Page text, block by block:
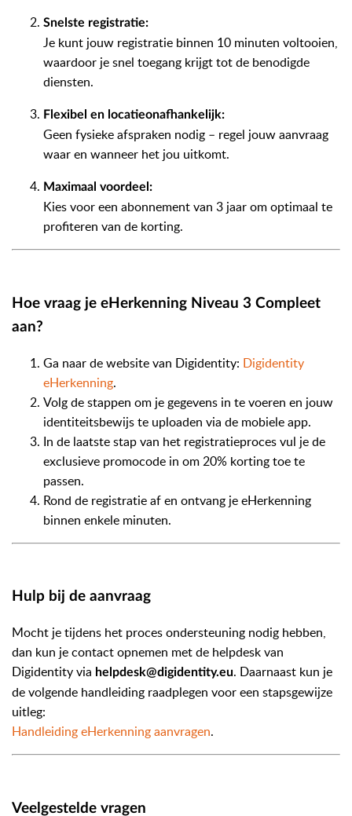
Snelste registratie:
Je kunt jouw registratie binnen 10 minuten voltooien,
waardoor je snel toegang krijgt tot de benodigde
diensten.
Flexibel en locatieonafhankelijk:
Geen fysieke afspraken nodig – regel jouw aanvraag
waar en wanneer het jou uitkomt.
Maximaal voordeel:
Kies voor een abonnement van 3 jaar om optimaal te
profiteren van de korting.
Hoe vraag je eHerkenning Niveau 3 Compleet
aan?
Ga naar de website van Digidentity: Digidentity
eHerkenning.
Volg de stappen om je gegevens in te voeren en jouw
identiteitsbewijs te uploaden via de mobiele app.
In de laatste stap van het registratieproces vul je de
exclusieve promocode in om 20% korting toe te
passen.
Rond de registratie af en ontvang je eHerkenning
binnen enkele minuten.
Hulp bij de aanvraag
Mocht je tijdens het proces ondersteuning nodig hebben,
dan kun je contact opnemen met de helpdesk van
Digidentity via helpdesk@digidentity.eu. Daarnaast kun je
de volgende handleiding raadplegen voor een stapsgewijze
uitleg:
Handleiding eHerkenning aanvragen.
Veelgestelde vragen